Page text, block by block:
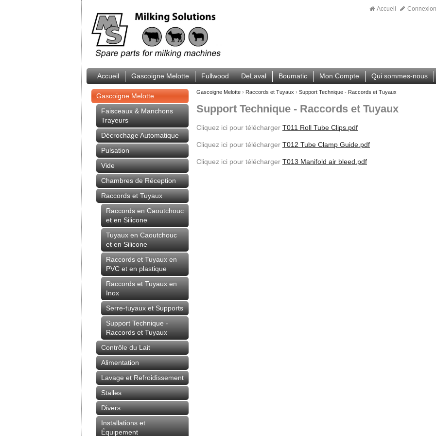
Accueil Connexion
Accueil Gascoigne Melotte Fullwood DeLaval Boumatic Mon Compte Qui sommes-nous
Gascoigne Melotte
Faisceaux & Manchons
Trayeurs
Décrochage Automatique
Pulsation
Vide
Chambres de Réception
Raccords et Tuyaux
Raccords en Caoutchouc
et en Silicone
Tuyaux en Caoutchouc
et en Silicone
Raccords et Tuyaux en
PVC et en plastique
Raccords et Tuyaux en
Inox
Serre-tuyaux et Supports
Support Technique -
Raccords et Tuyaux
Contrôle du Lait
Alimentation
Lavage et Refroidissement
Stalles
Divers
Installations et
Équipement
Gascoigne Melotte › Raccords et Tuyaux › Support Technique - Raccords et Tuyaux
Support Technique - Raccords et Tuyaux
Cliquez ici pour télécharger T011 Roll Tube Clips.pdf
Cliquez ici pour télécharger T012 Tube Clamp Guide.pdf
Cliquez ici pour télécharger T013 Manifold air bleed.pdf